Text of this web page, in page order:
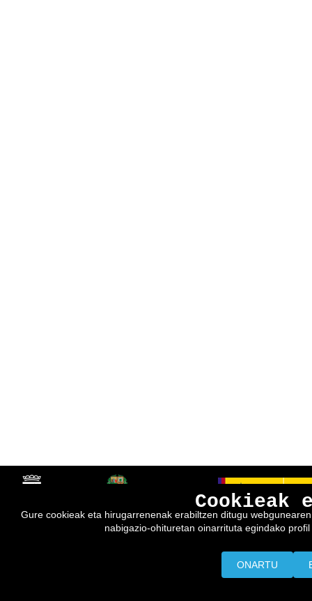
Cookieak
Gure cookieak eta hirugarrenenak erabiltzen ditugu
nabigazio-ohituretan oinarrituta egindako
ONARTU